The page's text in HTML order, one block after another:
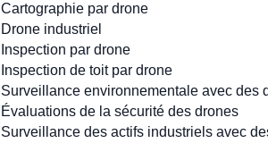
Cartographie par drone
Drone industriel
Inspection par drone
Inspection de toit par drone
Surveillance environnementale avec des
Évaluations de la sécurité des drones
Surveillance des actifs industriels avec